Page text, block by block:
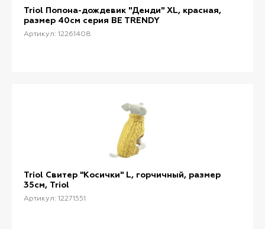
Triol Попона-дождевик "Денди" XL, красная,
размер 40см серия BE TRENDY
Артикул: 12261408
Triol Свитер "Косички" L, горчичный, размер
35см, Triol
Артикул: 12271551